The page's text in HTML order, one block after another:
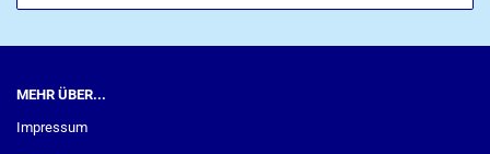
MEHR ÜBER...
Impressum